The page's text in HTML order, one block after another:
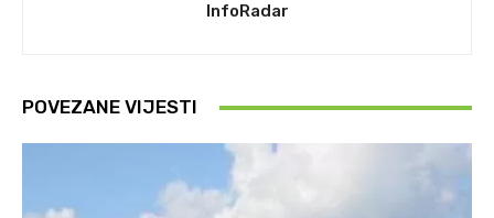
InfoRadar
POVEZANE VIJESTI